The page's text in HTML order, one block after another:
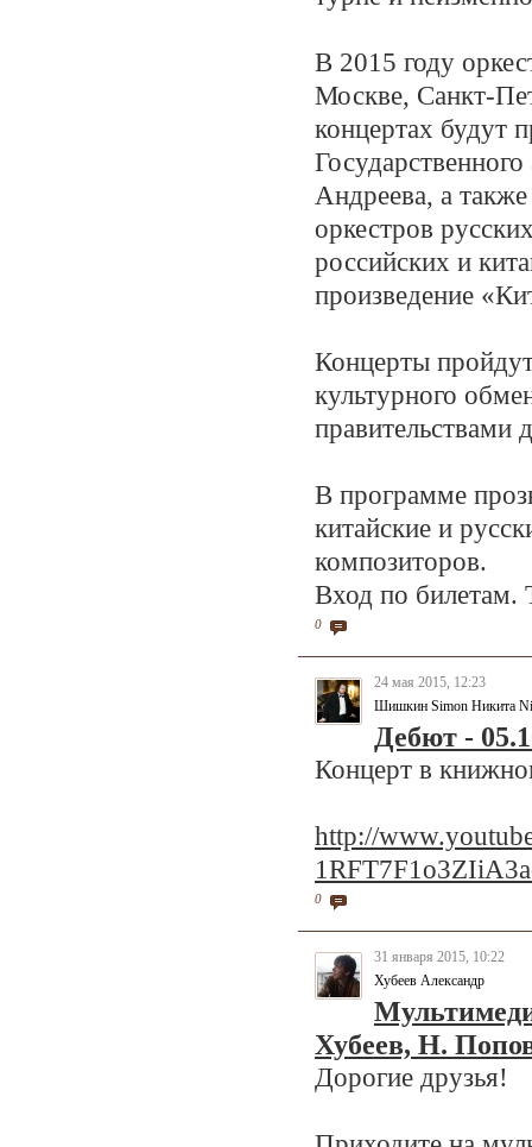
В 2015 году
Москве, Санкт-
концертах будут
Андреева, а
оркестров
российских и
произведение
Концерты
культурного
правительствами
В программе
китайские и
композиторов.
Вход по билетам.
0
24 мая 2015, 12:23
Шишкин Simon Никита
Дебют -
Концерт в
http://
0
31 января 2015, 10:22
Хубеев Александр
Хубеев, Н.
Дорогие друзья!